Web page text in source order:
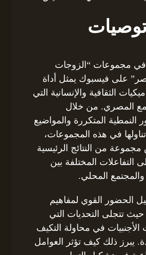
مجموعات “الزوجات
على فيسبوك يمثل أداة
الثقافية والإنسانية التي
المصري. من خلال
المتكررة والمواضيع
تناولها في هذه المجموعات،
مجموعة من النتائج الرئيسية
المختلفة بين
والمجتمع المحلي.
الحضور القوي لمفاهيم
حيث تتجلى التحديات التي
الأجنبيات في محاولة التكيف
يبرز ذلك كيف تؤثر العوامل